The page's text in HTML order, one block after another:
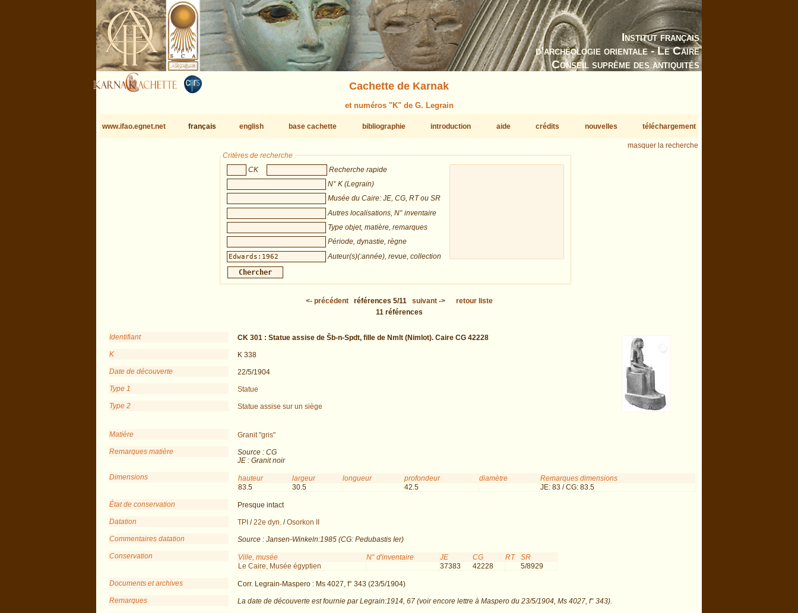
Institut français
d’archéologie orientale - Le Caire
Conseil suprême des antiquités
Cachette de Karnak
et numéros "K" de G. Legrain
www.ifao.egnet.net français english base cachette bibliographie introduction aide crédits nouvelles téléchargement
masquer la recherche
Critères de recherche
CK
Recherche rapide
N° K (Legrain)
Musée du Caire: JE, CG, RT ou SR
Autres localisations, N° inventaire
Type objet, matière, remarques
Période, dynastie, règne
Auteur(s)(:année), revue, collection
<- précédent références 5/11 suivant->
retour liste
11 références
Identifiant CK 301 : Statue assise de Šb-n-Spdt, fille de Nmlt (Nimlot). Caire CG 42228
K
K 338
Date de découverte
22/5/1904
Type 1
Statue
Type 2
Statue assise sur un siège
Matière
Granit "gris"
Remarques matière
Source : CG
JE : Granit noir
Dimensions
hauteur largeur longueur profondeur diamètre
Remarques dimensions
83.5
30.5 42.5 JE: 83 / CG: 83.5
État de conservation
Presque intact
Datation
TPI /22e dyn. /Osorkon II
Commentaires datation
Source : Jansen-Winkeln:1985 (CG: Pedubastis Ier)
Conservation
Ville, musée N° d'inventaire JE CG RT
SR
Le Caire, Musée égyptien
37383 42228 5/8929
Documents et archives
Corr. Legrain-Maspero : Ms 4027, f° 343 (23/5/1904)
Remarques
La date de découverte est fournie par Legrain:1914, 67 (voir encore lettre à Maspero du 23/5/1904, Ms 4027, f° 343).